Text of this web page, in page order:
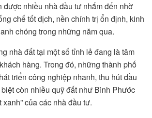
được nhiều nhà đầu tư nhắm đến nhờ
chế tốt dịch, nền chính trị ổn định, kinh
chóng trong những năm qua.
nhà đất tại một số tỉnh lẻ đang là tâm
hàng. Trong đó, những thành phố
triển công nghiệp nhanh, thu hút đầu
còn nhiều quỹ đất như Bình Phước
xanh” của các nhà đầu tư.